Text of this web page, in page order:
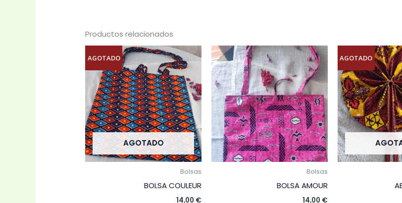
Productos relacionados
AGOTADO
AGOTADO
Bolsas
BOLSA COULEUR
14,00 €
Bolsas
BOLSA AMOUR
14,00 €
AGOTADO